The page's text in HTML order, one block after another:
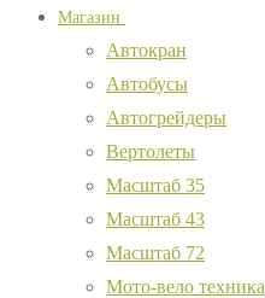
Магазин
Автокран
Автобусы
Автогрейдеры
Вертолеты
Масштаб 35
Масштаб 43
Масштаб 72
Мото-вело техника